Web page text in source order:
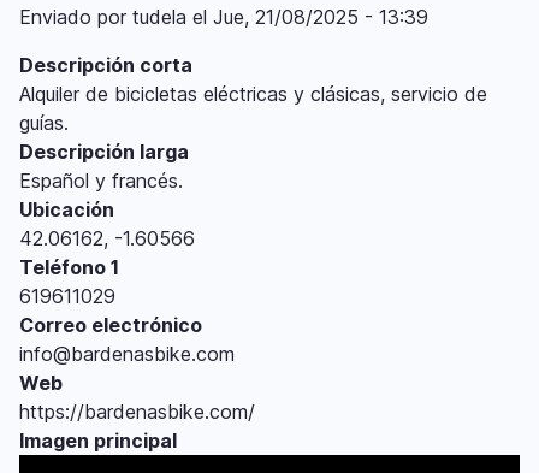
del
compte
d'usuari
Enviado por tudela el Jue, 21/08/2025 - 13:39
Descripción corta
Alquiler de bicicletas eléctricas y clásicas, servicio de
guías.
Descripción larga
Español y francés.
Ubicación
42.06162, -1.60566
Teléfono 1
619611029
Correo electrónico
info@bardenasbike.com
Web
https://bardenasbike.com/
Imagen principal